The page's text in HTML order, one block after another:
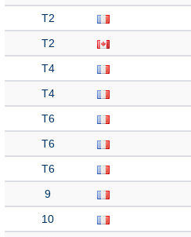
T2
T2
T4
T4
T6
T6
T6
9
10